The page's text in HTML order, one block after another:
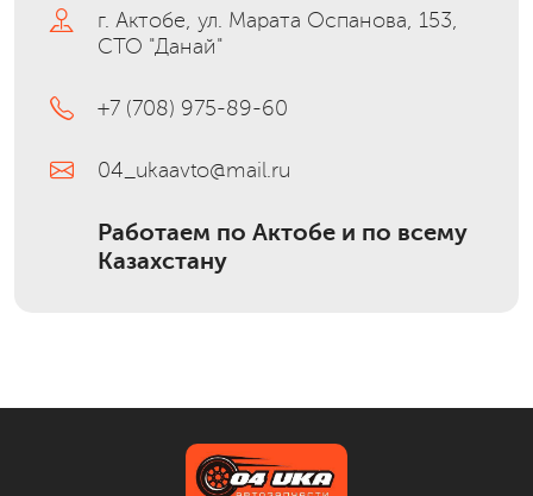
г. Актобе, ул. Марата Оспанова, 153,
СТО "Данай"
+7 (708) 975-89-60
04_ukaavto@mail.ru
Работаем по Актобе и по всему
Казахстану